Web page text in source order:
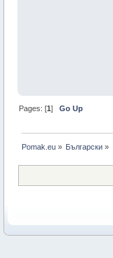
Pages: [1]Go Up
Pomak.eu » Български »